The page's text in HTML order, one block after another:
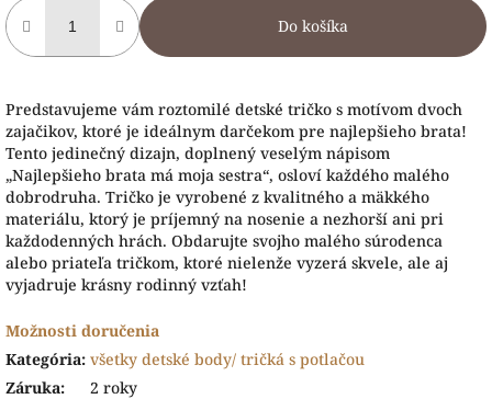
Do košíka
Predstavujeme vám roztomilé detské tričko s motívom dvoch
zajačikov, ktoré je ideálnym darčekom pre najlepšieho brata!
Tento jedinečný dizajn, doplnený veselým nápisom
„Najlepšieho brata má moja sestra“, osloví každého malého
dobrodruha. Tričko je vyrobené z kvalitného a mäkkého
materiálu, ktorý je príjemný na nosenie a nezhorší ani pri
každodenných hrách. Obdarujte svojho malého súrodenca
alebo priateľa tričkom, ktoré nielenže vyzerá skvele, ale aj
vyjadruje krásny rodinný vzťah!
Možnosti doručenia
Kategória: všetky detské body/ tričká s potlačou
Záruka: 2 roky